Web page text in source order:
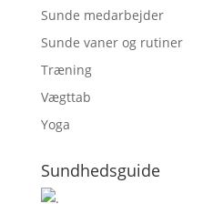
Sunde medarbejder
Sunde vaner og rutiner
Træning
Vægttab
Yoga
Sundhedsguide